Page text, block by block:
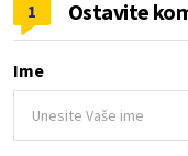
1 Ostavite
Ime